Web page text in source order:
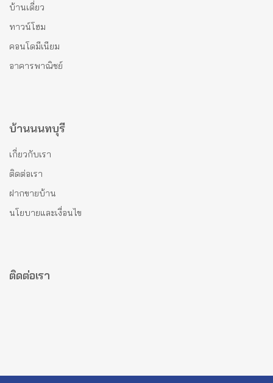
บ้านเดี่ยว
ทาวน์โฮม
คอนโดมีเนียม
อาคารพาณิชย์
บ้านนนทบุรี
เกี่ยวกับเรา
ติดต่อเรา
ฝากขายบ้าน
นโยบายและเงื่อนไข
ติดต่อเรา